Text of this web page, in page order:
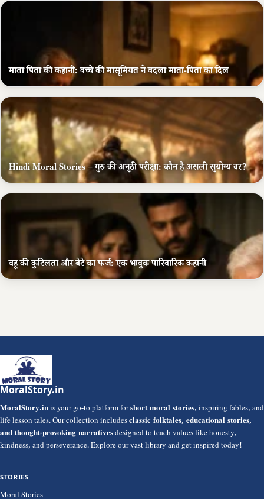
माता पिता की कहानी: बच्चे की मासूमियत ने बदला माता-पिता का दिल
Hindi Moral Stories – गुरु की अनूठी परीक्षा: कौन है असली सुयोग्य वर?
बहू की कुटिलता और बेटे का फर्ज: एक भावुक पारिवारिक कहानी
MoralStory.in
MoralStory.inis your go-to platform forshort moral stories, inspiring fables, and
life lesson tales. Our collection includesclassic folktales, educational stories,
and thought-provoking narrativesdesigned to teach values like honesty,
kindness, and perseverance. Explore our vast library and get inspired today!
STORIES
Moral Stories